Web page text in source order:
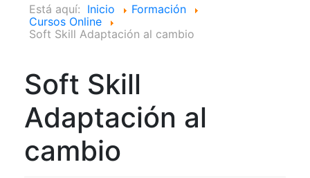
Está aquí: Inicio
Formación
Cursos Online
Soft Skill Adaptación al cambio
Soft Skill
Adaptación al
cambio